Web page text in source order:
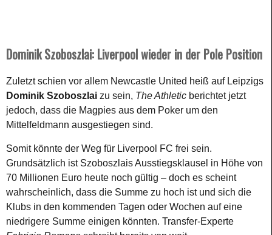
Dominik Szoboszlai: Liverpool wieder in der Pole Position
Zuletzt schien vor allem Newcastle United heiß auf Leipzigs
Dominik Szoboszlai zu sein, The Athletic berichtet jetzt
jedoch, dass die Magpies aus dem Poker um den
Mittelfeldmann ausgestiegen sind.
Somit könnte der Weg für Liverpool FC frei sein.
Grundsätzlich ist Szoboszlais Ausstiegsklausel in Höhe von
70 Millionen Euro heute noch gültig – doch es scheint
wahrscheinlich, dass die Summe zu hoch ist und sich die
Klubs in den kommenden Tagen oder Wochen auf eine
niedrigere Summe einigen könnten. Transfer-Experte